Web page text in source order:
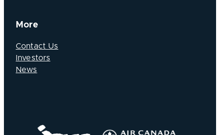
More
Contact Us
Investors
News